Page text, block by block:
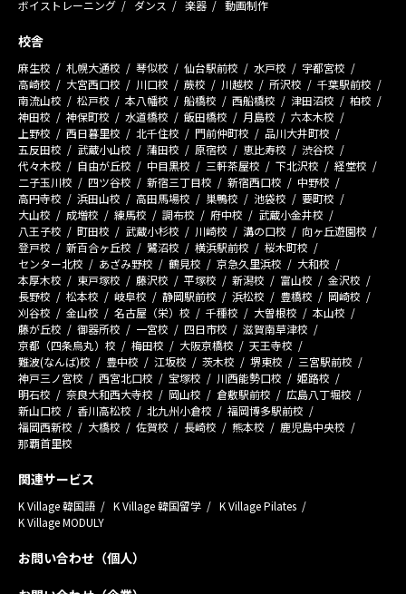
ボイストレーニング ダンス 楽器 動画制作
校舎
麻生校 札幌大通校 琴似校 仙台駅前校 水戸校
宇都宮校
高崎校
大宮西口校 川口校 蕨校 川越校 所沢校
千葉駅前校
南流山校
松戸校 本八幡校 船橋校 西船橋校 津田沼校
柏校
神田校
神保町校 水道橋校 飯田橋校 月島校
六本木校
上野校
西日暮里校 北千住校 門前仲町校
品川大井町校
五反田校
武蔵小山校 蒲田校 原宿校 恵比寿校
渋谷校
代々木校
自由が丘校 中目黒校 三軒茶屋校 下北沢校
経堂校
二子玉川校
四ツ谷校 新宿三丁目校 新宿西口校
中野校
高円寺校
浜田山校 高田馬場校 巣鴨校 池袋校
要町校
大山校
成増校 練馬校 調布校 府中校
武蔵小金井校
八王子校
町田校 武蔵小杉校 川崎校 溝の口校
向ヶ丘遊園校
登戸校
新百合ヶ丘校 鷺沼校 横浜駅前校
桜木町校
センター北校
あざみ野校 鶴見校 京急久里浜校
大和校
本厚木校
東戸塚校 藤沢校 平塚校 新潟校 富山校
金沢校
長野校
松本校 岐阜校 静岡駅前校 浜松校 豊橋校
岡崎校
刈谷校
金山校 名古屋（栄）校 千種校 大曽根校
本山校
藤が丘校
御器所校 一宮校 四日市校
滋賀南草津校
京都（四条烏丸）校
梅田校 大阪京橋校
天王寺校
難波(なんば)校
豊中校 江坂校 茨木校 堺東校
三宮駅前校
神戸三ノ宮校
西宮北口校 宝塚校 川西能勢口校
姫路校
明石校
奈良大和西大寺校 岡山校 倉敷駅前校
広島八丁堀校
新山口校
香川高松校 北九州小倉校
福岡博多駅前校
福岡西新校
大橋校 佐賀校 長崎校 熊本校
鹿児島中央校
那覇首里校
関連サービス
K Village 韓国語 K Village 韓国留学
K Village Pilates
K Village MODULY
お問い合わせ（個人）